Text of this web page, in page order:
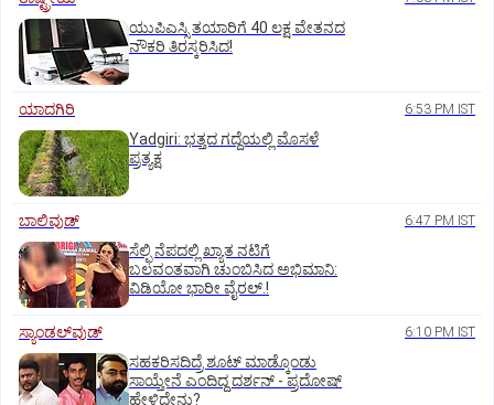
ಯುಪಿಎಸ್ಸಿ ತಯಾರಿಗೆ 40 ಲಕ್ಷ ವೇತನದ
ನೌಕರಿ ತಿರಸ್ಕರಿಸಿದ!
ಯಾದಗಿರಿ 6:53 PM IST
Yadgiri: ಭತ್ತದ ಗದ್ದೆಯಲ್ಲಿ ಮೊಸಳೆ
ಪ್ರತ್ಯಕ್ಷ
ಬಾಲಿವುಡ್‌ 6:47 PM IST
ಸೆಲ್ಫಿ ನೆಪದಲ್ಲಿ ಖ್ಯಾತ ನಟಿಗೆ
ಬಲವಂತವಾಗಿ ಚುಂಬಿಸಿದ ಅಭಿಮಾನಿ:
ವಿಡಿಯೋ ಭಾರೀ ವೈರಲ್.!
ಸ್ಯಾಂಡಲ್‌ವುಡ್‌ 6:10 PM IST
ಸಹಕರಿಸದಿದ್ರೆ ಶೂಟ್‌ ಮಾಡ್ಕೊಂಡು
ಸಾಯ್ತೇನೆ ಎಂದಿದ್ದ ದರ್ಶನ್‌ - ಪ್ರದೋಷ್‌
ಹೇಳಿದ್ದೇನು?